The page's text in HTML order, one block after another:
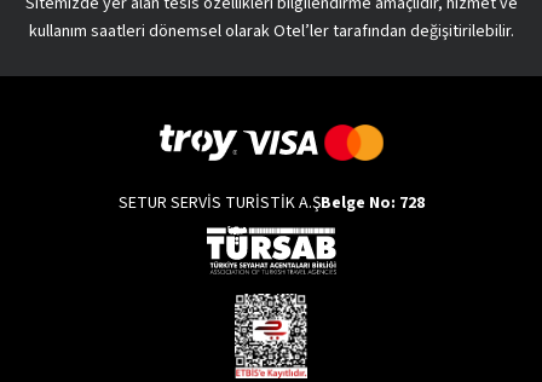
kullanım saatleri dönemsel olarak Otel’ler tarafından değişitirilebilir.
SETUR SERVİS TURİSTİK A.ŞBelge No: 728